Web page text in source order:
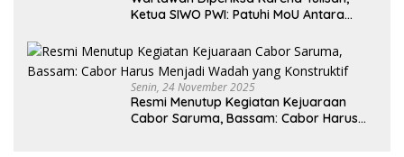
Ketua SIWO PWI: Patuhi MoU Antara
Senin, 24 November 2025
Resmi Menutup Kegiatan Kejuaraan
Cabor Saruma, Bassam: Cabor Harus